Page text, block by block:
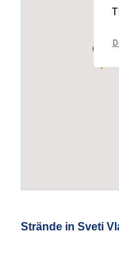
Strände in Sveti